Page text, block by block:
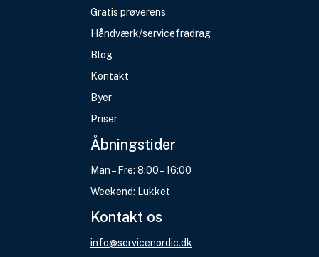
Gratis prøverens
Håndværk/servicefradrag
Blog
Kontakt
Byer
Priser
Åbningstider
Man – Fre: 8:00 – 16:00
Weekend: Lukket
Kontakt os
info@servicenordic.dk